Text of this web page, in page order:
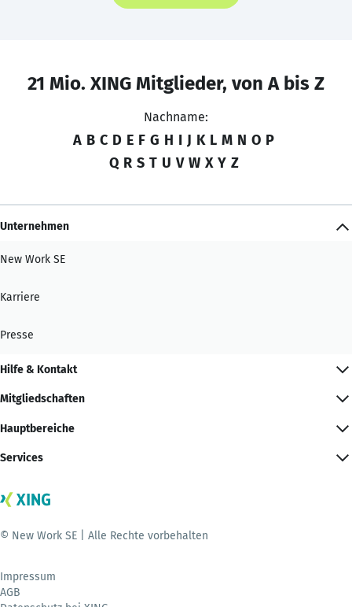
21 Mio. XING Mitglieder, von A bis Z
Nachname:
A B C D E F G H I J K L M N O P
Q R S T U V W X Y Z
Unternehmen
New Work SE
Karriere
Presse
Hilfe & Kontakt
Mitgliedschaften
Hauptbereiche
Services
© New Work SE | Alle Rechte vorbehalten
Impressum
AGB